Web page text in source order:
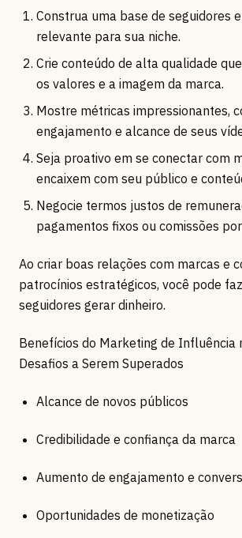
Construa uma base de seguidores
relevante para sua niche.
Crie conteúdo de alta qualidade
os valores e a imagem da marca.
Mostre métricas impressionantes,
engajamento e alcance de seus
Seja proativo em se conectar com
encaixem com seu público e
Negocie termos justos de
pagamentos fixos ou comissões
Ao criar boas relações com marcas e
patrocínios estratégicos, você pode
seguidores gerar dinheiro.
Benefícios do Marketing de Influência
Desafios a Serem Superados
Alcance de novos públicos
Credibilidade e confiança da marca
Aumento de engajamento e
Oportunidades de monetização